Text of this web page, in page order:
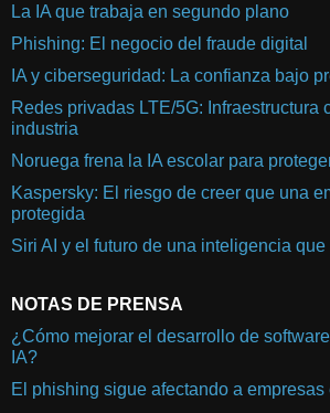
La IA que trabaja en segundo plano
Phishing: El negocio del fraude digital
IA y ciberseguridad: La confianza bajo
Redes privadas LTE/5G: Infraestructura
industria
Noruega frena la IA escolar para
Kaspersky: El riesgo de creer que una
protegida
Siri AI y el futuro de una inteligencia
NOTAS DE PRENSA
¿Cómo mejorar el desarrollo de
IA?
El phishing sigue afectando a